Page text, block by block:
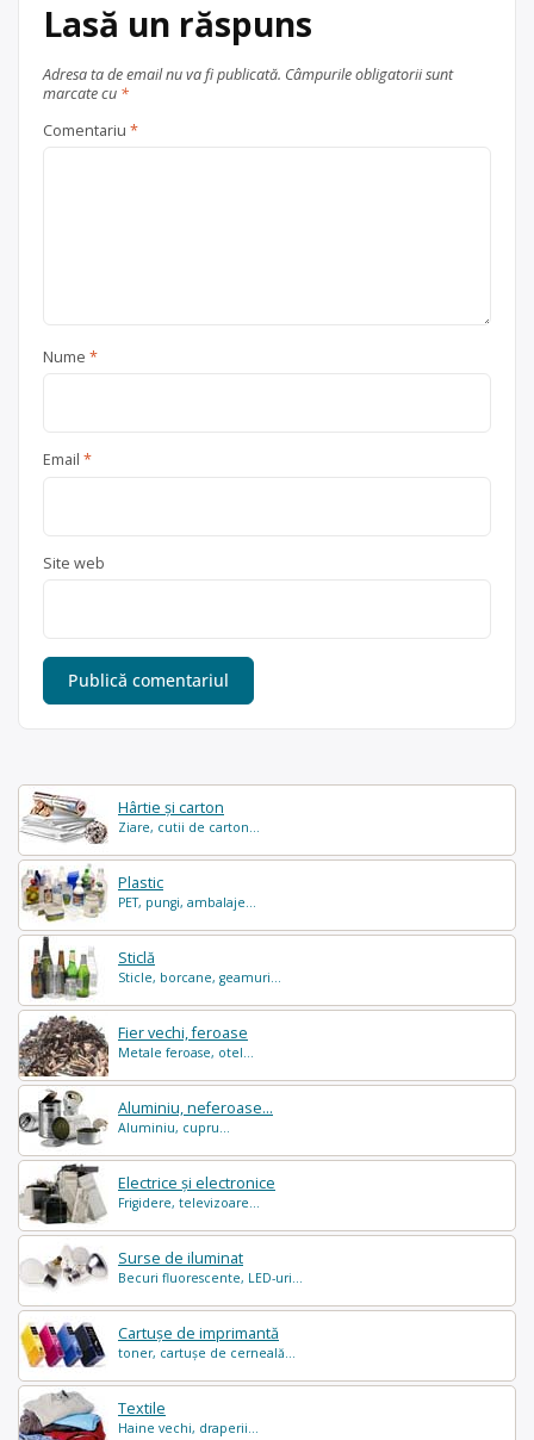
Hârtie și carton
Ziare, cutii de carton...
Plastic
PET, pungi, ambalaje...
Sticlă
Sticle, borcane, geamuri...
Fier vechi, feroase
Metale feroase, otel...
Aluminiu, neferoase...
Aluminiu, cupru...
Electrice și electronice
Frigidere, televizoare...
Surse de iluminat
Becuri fluorescente, LED-uri...
Cartușe de imprimantă
toner, cartușe de cerneală...
Textile
Haine vechi, draperii...
Lasă un răspuns
Adresa ta de email nu va fi publicată. Câmpurile obligatorii sunt
marcate cu *
Comentariu *
Nume *
Email *
Site web